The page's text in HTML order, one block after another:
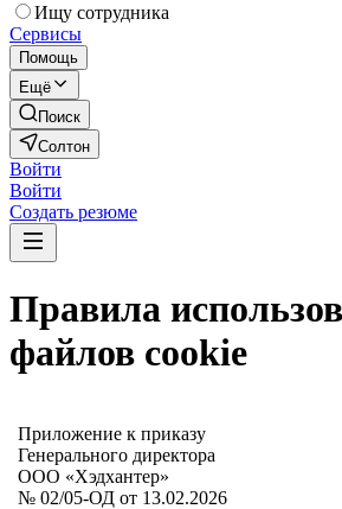
Ищу сотрудника
Сервисы
Помощь
Ещё
Поиск
Солтон
Войти
Войти
Создать резюме
Правила
файлов cookie
Приложение к приказу
Генерального директора
ООО «Хэдхантер»
№ 02/05-ОД от 13.02.2026